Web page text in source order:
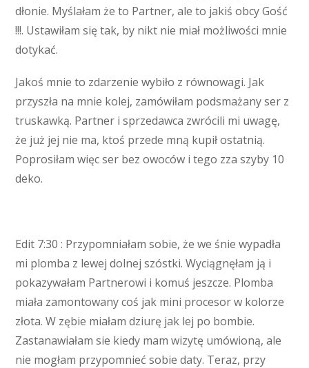
dłonie. Myślałam że to Partner, ale to jakiś obcy Gość
!!!. Ustawiłam się tak, by nikt nie miał możliwości mnie
dotykać.
Jakoś mnie to zdarzenie wybiło z równowagi. Jak
przyszła na mnie kolej, zamówiłam podsmażany ser z
truskawką. Partner i sprzedawca zwrócili mi uwagę,
że już jej nie ma, ktoś przede mną kupił ostatnią.
Poprosiłam więc ser bez owoców i tego zza szyby 10
deko.
Edit 7:30 : Przypomniałam sobie, że we śnie wypadła
mi plomba z lewej dolnej szóstki. Wyciągnęłam ją i
pokazywałam Partnerowi i komuś jeszcze. Plomba
miała zamontowany coś jak mini procesor w kolorze
złota. W zębie miałam dziurę jak lej po bombie.
Zastanawiałam sie kiedy mam wizytę umówioną, ale
nie mogłam przypomnieć sobie daty. Teraz, przy